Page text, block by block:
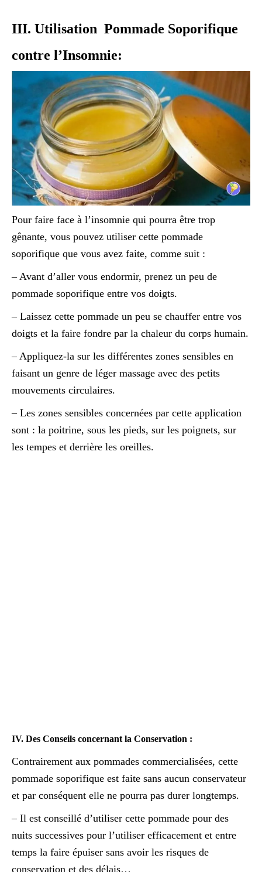
III. Utilisation Pommade Soporifique
contre l’Insomnie:
Pour faire face à l’insomnie qui pourra être trop
gênante, vous pouvez utiliser cette pommade
soporifique que vous avez faite, comme suit :
– Avant d’aller vous endormir, prenez un peu de
pommade soporifique entre vos doigts.
– Laissez cette pommade un peu se chauffer entre vos
doigts et la faire fondre par la chaleur du corps humain.
– Appliquez-la sur les différentes zones sensibles en
faisant un genre de léger massage avec des petits
mouvements circulaires.
– Les zones sensibles concernées par cette application
sont : la poitrine, sous les pieds, sur les poignets, sur
les tempes et derrière les oreilles.
IV. Des Conseils concernant la Conservation :
Contrairement aux pommades commercialisées, cette
pommade soporifique est faite sans aucun conservateur
et par conséquent elle ne pourra pas durer longtemps.
– Il est conseillé d’utiliser cette pommade pour des
nuits successives pour l’utiliser efficacement et entre
temps la faire épuiser sans avoir les risques de
conservation et des délais…